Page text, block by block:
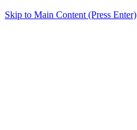
Skip to Main Content (Press Enter)